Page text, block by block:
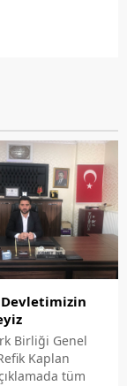
Birliği Genel
Kaplan
tüm